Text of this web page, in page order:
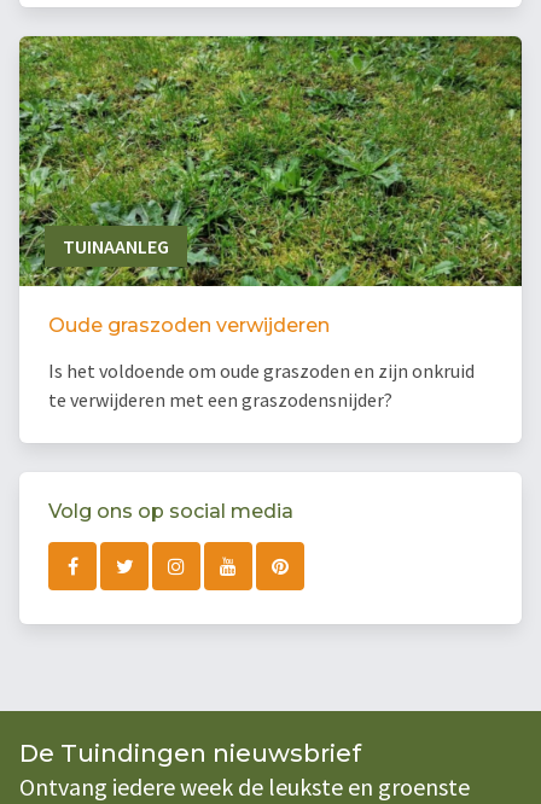
TUINAANLEG
Oude graszoden verwijderen
Is het voldoende om oude graszoden en zijn onkruid
te verwijderen met een graszodensnijder?
Volg ons op social media
De Tuindingen nieuwsbrief
Ontvang iedere week de leukste en groenste